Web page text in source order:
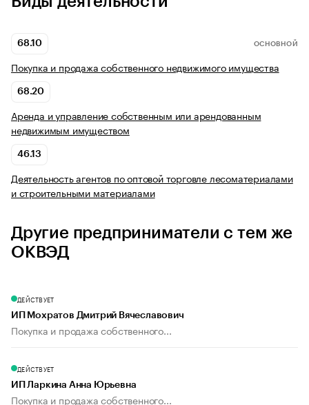
68.10 ОСНОВНОЙ
Покупка и продажа собственного недвижимого имущества
68.20
Аренда и управление собственным или арендованным
недвижимым имуществом
46.13
Деятельность агентов по оптовой торговле лесоматериалами
и строительными материалами
Другие предприниматели с тем же
ОКВЭД
ДЕЙСТВУЕТ
ИП Мохратов Дмитрий Вячеславович
Покупка и продажа собственного...
ДЕЙСТВУЕТ
ИП Ларкина Анна Юрьевна
Покупка и продажа собственного...